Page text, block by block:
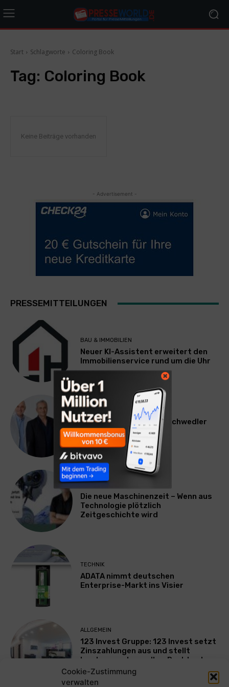
Cookie-Zustimmung
verwalten
Start Schlagworte Coloring Book
Tag: Coloring Book
Keine Beiträge vorhanden
- Advertisement -
PRESSEMITTEILUNGEN
BAU & IMMOBILIEN
Neuer KI-Assistent erweitert den
Immobilienservice rund um die Uhr
WERBUNG & MARKETING
Willi Arsan & Christoph Schwedler
werden münchen.tv-
Geschäftsführer
TECHNIK
Die neue Maschinenzeit – Wenn aus
Technologie plötzlich
Zeitgeschichte wird
TECHNIK
ADATA nimmt deutschen
Enterprise-Markt ins Visier
ALLGEMEIN
123 Invest Gruppe: 123 Invest setzt
Zinszahlungen aus und stellt
Insolvenzantrag – Ihre Rechte als
Anleger